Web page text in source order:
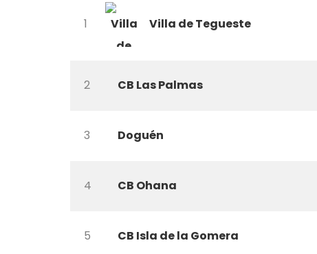
1 Villa de Tegueste
2 CB Las Palmas
3 Doguén
4 CB Ohana
5 CB Isla de la Gomera